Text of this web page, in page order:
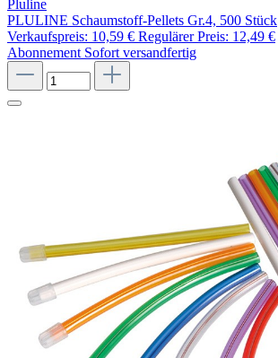
Pluline
PLULINE Schaumstoff-Pellets Gr.4, 500 Stück
Verkaufspreis: 10,59 € Regulärer Preis: 12,49 €
Abonnement Sofort versandfertig